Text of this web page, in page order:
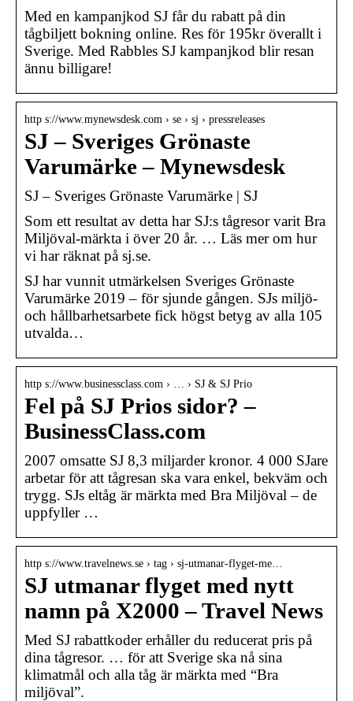
Med en kampanjkod SJ får du rabatt på din
tågbiljett bokning online. Res för 195kr överallt i
Sverige. Med Rabbles SJ kampanjkod blir resan
ännu billigare!
http s://www.mynewsdesk.com › se › sj › pressreleases
SJ – Sveriges Grönaste
Varumärke – Mynewsdesk
SJ – Sveriges Grönaste Varumärke | SJ
Som ett resultat av detta har SJ:s tågresor varit Bra
Miljöval-märkta i över 20 år. … Läs mer om hur
vi har räknat på sj.se.
​SJ har vunnit utmärkelsen Sveriges Grönaste
Varumärke 2019 – för sjunde gången. SJs miljö-
och hållbarhetsarbete fick högst betyg av alla 105
utvalda…
http s://www.businessclass.com › … › SJ & SJ Prio
Fel på SJ Prios sidor? –
BusinessClass.com
2007 omsatte SJ 8,3 miljarder kronor. 4 000 SJare
arbetar för att tågresan ska vara enkel, bekväm och
trygg. SJs eltåg är märkta med Bra Miljöval – de
uppfyller …
http s://www.travelnews.se › tag › sj-utmanar-flyget-me…
SJ utmanar flyget med nytt
namn på X2000 – Travel News
Med SJ rabattkoder erhåller du reducerat pris på
dina tågresor. … för att Sverige ska nå sina
klimatmål och alla tåg är märkta med “Bra
miljöval”.